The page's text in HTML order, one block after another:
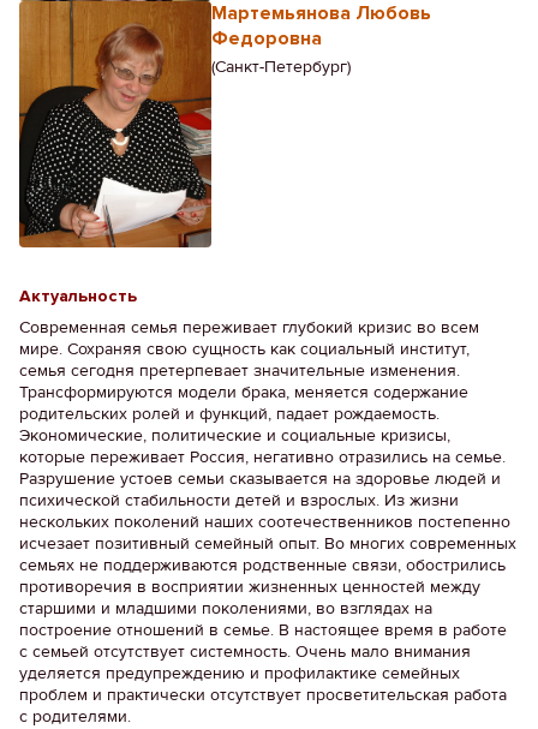
Мартемьянова Любовь
Федоровна
(Санкт-Петербург)
Актуальность
Современная семья переживает глубокий кризис во всем
мире. Сохраняя свою сущность как социальный институт,
семья сегодня претерпевает значительные изменения.
Трансформируются модели брака, меняется содержание
родительских ролей и функций, падает рождаемость.
Экономические, политические и социальные кризисы,
которые переживает Россия, негативно отразились на семье.
Разрушение устоев семьи сказывается на здоровье людей и
психической стабильности детей и взрослых. Из жизни
нескольких поколений наших соотечественников постепенно
исчезает позитивный семейный опыт. Во многих современных
семьях не поддерживаются родственные связи, обострились
противоречия в восприятии жизненных ценностей между
старшими и младшими поколениями, во взглядах на
построение отношений в семье. В настоящее время в работе
с семьей отсутствует системность. Очень мало внимания
уделяется предупреждению и профилактике семейных
проблем и практически отсутствует просветительская работа
с родителями.